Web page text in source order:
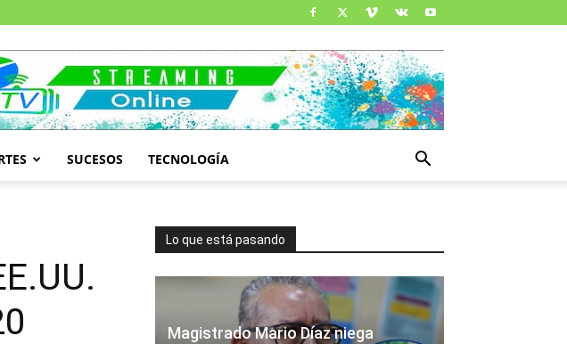
SUCESOS TECNOLOGÍA
Lo que está pasando
Magistrado Mario Díaz niega